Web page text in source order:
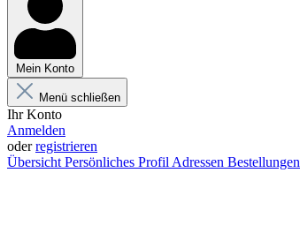
Mein Konto
Menü schließen
Ihr Konto
Anmelden
oderregistrieren
Übersicht Persönliches Profil Adressen Bestellungen